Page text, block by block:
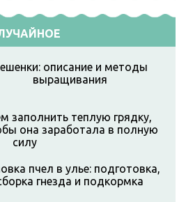
описание и методы
выращивания
заполнить теплую грядку,
она заработала в полную
силу
пчел в улье: подготовка,
гнезда и подкормка